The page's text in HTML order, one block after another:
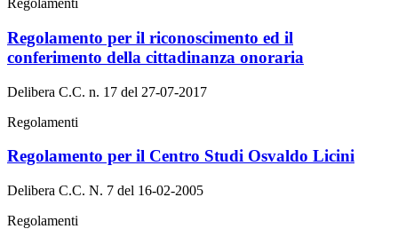
Regolamenti
Regolamento per il riconoscimento ed il
conferimento della cittadinanza onoraria
Delibera C.C. n. 17 del 27-07-2017
Regolamenti
Regolamento per il Centro Studi Osvaldo Licini
Delibera C.C. N. 7 del 16-02-2005
Regolamenti